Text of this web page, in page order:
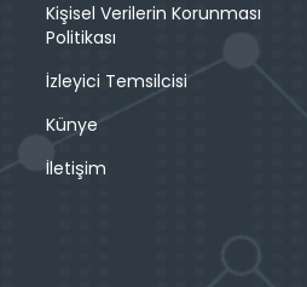
Kişisel Verilerin Korunması
Politikası
İzleyici Temsilcisi
Künye
İletişim